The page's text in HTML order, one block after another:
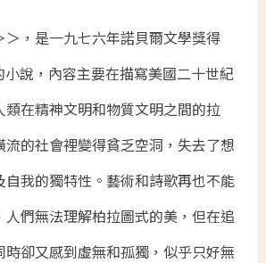
＞，是一九七六年諾貝爾文學獎得
說，內容主要在描寫美國二十世紀
類在精神文明和物質文明之間的拉
的社會裡變得貧乏空洞，失去了想
自我的獨特性。藝術和詩歌再也不能
人們無法理解柏拉圖式的美，但在追
時卻又感到虛無和孤獨，似乎只好無